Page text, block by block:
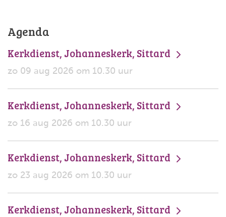
Agenda
Kerkdienst, Johanneskerk, Sittard
zo 09 aug 2026 om 10.30 uur
Kerkdienst, Johanneskerk, Sittard
zo 16 aug 2026 om 10.30 uur
Kerkdienst, Johanneskerk, Sittard
zo 23 aug 2026 om 10.30 uur
Kerkdienst, Johanneskerk, Sittard